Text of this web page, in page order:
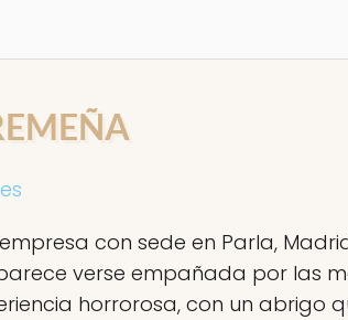
empresa con sede en Parla,
verse empañada por las
horrorosa, con un abrigo